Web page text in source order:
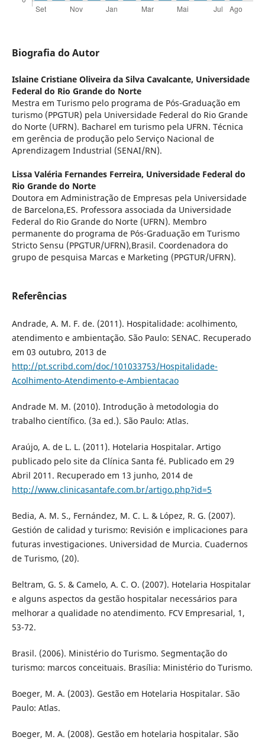
Biografia do Autor
Islaine Cristiane Oliveira da Silva Cavalcante, Universidade
Federal do Rio Grande do Norte
Mestra em Turismo pelo programa de Pós-Graduação em
turismo (PPGTUR) pela Universidade Federal do Rio Grande
do Norte (UFRN). Bacharel em turismo pela UFRN. Técnica
em gerência de produção pelo Serviço Nacional de
Aprendizagem Industrial (SENAI/RN).
Lissa Valéria Fernandes Ferreira, Universidade Federal do
Rio Grande do Norte
Doutora em Administração de Empresas pela Universidade
de Barcelona,ES. Professora associada da Universidade
Federal do Rio Grande do Norte (UFRN). Membro
permanente do programa de Pós-Graduação em Turismo
Stricto Sensu (PPGTUR/UFRN),Brasil. Coordenadora do
grupo de pesquisa Marcas e Marketing (PPGTUR/UFRN).
Referências
Andrade, A. M. F. de. (2011). Hospitalidade: acolhimento,
atendimento e ambientação. São Paulo: SENAC. Recuperado
em 03 outubro, 2013 de
http://pt.scribd.com/doc/101033753/Hospitalidade-
Acolhimento-Atendimento-e-Ambientacao
Andrade M. M. (2010). Introdução à metodologia do
trabalho científico. (3a ed.). São Paulo: Atlas.
Araújo, A. de L. L. (2011). Hotelaria Hospitalar. Artigo
publicado pelo site da Clínica Santa fé. Publicado em 29
Abril 2011. Recuperado em 13 junho, 2014 de
http://www.clinicasantafe.com.br/artigo.php?id=5
Bedia, A. M. S., Fernández, M. C. L. & López, R. G. (2007).
Gestión de calidad y turismo: Revisión e implicaciones para
futuras investigaciones. Universidad de Murcia. Cuadernos
de Turismo, (20).
Beltram, G. S. & Camelo, A. C. O. (2007). Hotelaria Hospitalar
e alguns aspectos da gestão hospitalar necessários para
melhorar a qualidade no atendimento. FCV Empresarial, 1,
53-72.
Brasil. (2006). Ministério do Turismo. Segmentação do
turismo: marcos conceituais. Brasília: Ministério do Turismo.
Boeger, M. A. (2003). Gestão em Hotelaria Hospitalar. São
Paulo: Atlas.
Boeger, M. A. (2008). Gestão em hotelaria hospitalar. São